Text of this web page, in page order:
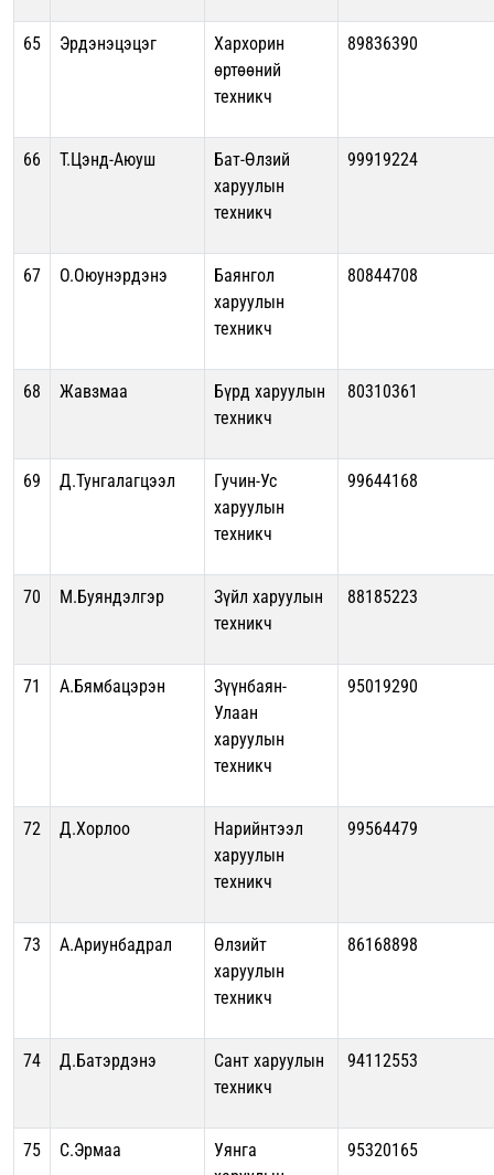
65 Эрдэнэцэцэг
Хархорин
өртөөний
техникч
89836390
66 Т.Цэнд-Аюуш
Бат-Өлзий
харуулын
техникч
99919224
67 О.Оюунэрдэнэ
Баянгол
харуулын
техникч
80844708
68 Жавзмаа
Бүрд харуулын
техникч
80310361
69 Д.Тунгалагцээл
Гучин-Ус
харуулын
техникч
99644168
70 М.Буяндэлгэр
Зүйл харуулын
техникч
88185223
71 А.Бямбацэрэн
Зүүнбаян-
Улаан
харуулын
техникч
95019290
72 Д.Хорлоо
Нарийнтээл
харуулын
техникч
99564479
73 А.Ариунбадрал
Өлзийт
харуулын
техникч
86168898
74 Д.Батэрдэнэ
Сант харуулын
техникч
94112553
75 С.Эрмаа
Уянга
95320165